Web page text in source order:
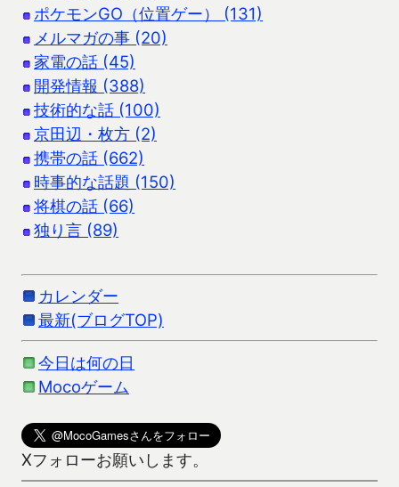
ポケモンGO（位置ゲー） (131)
メルマガの事 (20)
家電の話 (45)
開発情報 (388)
技術的な話 (100)
京田辺・枚方 (2)
携帯の話 (662)
時事的な話題 (150)
将棋の話 (66)
独り言 (89)
カレンダー
最新(ブログTOP)
今日は何の日
Mocoゲーム
Xフォローお願いします。